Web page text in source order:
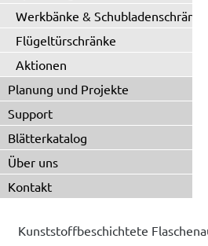
Werkbänke & Schubladenschränke
Flügeltürschränke
Aktionen
Planung und Projekte
Support
Blätterkatalog
Über uns
Kontakt
Kunststoffbeschichtete